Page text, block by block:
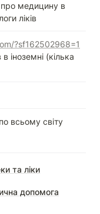
медицину в
ліків
?sf162502968=1
іноземні (кілька
всьому світу
та ліки
допомога